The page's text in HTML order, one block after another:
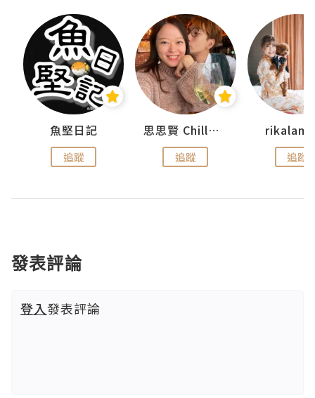
魚堅日記
追蹤
思思賢 ChillMyBabe
追蹤 追蹤
發表評論
登入發表評論